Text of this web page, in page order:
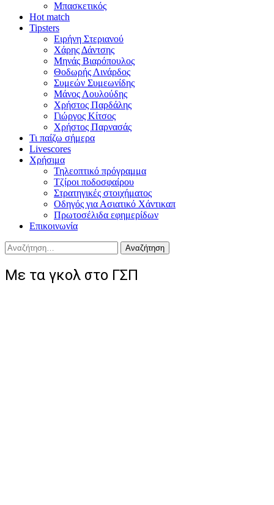
Μπασκετικός
Hot match
Tipsters
Ειρήνη Στεριανού
Χάρης Δάντσης
Μηνάς Βιαρόπουλος
Θοδωρής Λινάρδος
Συμεών Συμεωνίδης
Μάνος Λουλούδης
Χρήστος Παρδάλης
Γιώργος Κίτσος
Χρήστος Παρνασάς
Τι παίζω σήμερα
Livescores
Χρήσιμα
Τηλεοπτικό πρόγραμμα
Τζίροι ποδοσφαίρου
Στρατηγικές στοιχήματος
Οδηγός για Ασιατικό Χάντικαπ
Πρωτοσέλιδα εφημερίδων
Επικοινωνία
Αναζήτηση
για:
Με τα γκολ στο ΓΣΠ